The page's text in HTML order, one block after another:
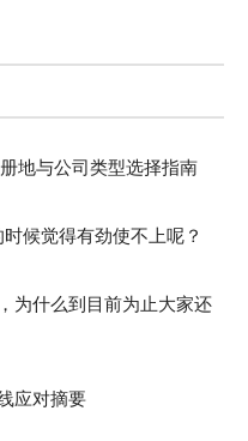
地与公司类型选择指南
候觉得有劲使不上呢？
为什么到目前为止大家还
应对摘要